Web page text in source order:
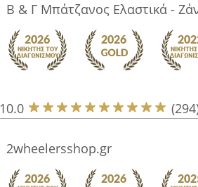
Β & Γ Μπάτζανος Ελαστικά -
10.0
2wheelersshop.gr